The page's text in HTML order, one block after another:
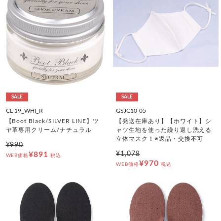
SALE
CL-19_WHI_R
【Boot Black/SILVER LINE】ツ
ヤ革専用クリーム/ナチュラル
¥990
WEB価格¥891 税込
SALE
GSJC10-05
【発送在庫あり】【ホワイト】シ
ャツ生地を使った繰り返し洗える
立体マスク！※返品・交換不可
¥1,078
WEB価格¥970 税込